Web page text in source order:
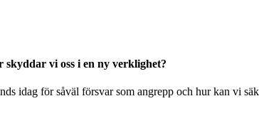
vi oss i en ny verklighet?
idag för såväl försvar som angrepp och hur kan vi